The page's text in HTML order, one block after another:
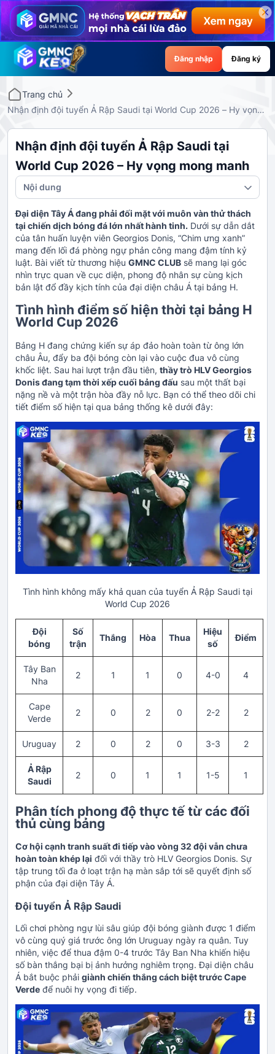
Đăng nhập Đăng ký
Trang chủ
Nhận định đội tuyển Ả Rập Saudi tại World Cup 2026 – Hy vọng
Nhận định đội tuyển Ả Rập Saudi tại
World Cup 2026 – Hy vọng mong manh
Nội dung
Đại diện Tây Á đang phải đối mặt với muôn vàn thử thách
tại chiến dịch bóng đá lớn nhất hành tinh. Dưới sự dẫn dắt
của tân huấn luyện viên Georgios Donis, “Chim ưng xanh”
mang đến lối đá phòng ngự phản công mang đậm tính kỷ
luật. Bài viết từ thương hiệu GMNC CLUB sẽ mang lại góc
nhìn trực quan về cục diện, phong độ nhân sự cùng kịch
bản lật đổ đầy kịch tính của đại diện châu Á tại bảng H.
Tình hình điểm số hiện thời tại bảng H
World Cup 2026
Bảng H đang chứng kiến sự áp đảo hoàn toàn từ ông lớn
châu Âu, đẩy ba đội bóng còn lại vào cuộc đua vô cùng
khốc liệt. Sau hai lượt trận đầu tiên, thầy trò HLV Georgios
Donis đang tạm thời xếp cuối bảng đấu sau một thất bại
nặng nề và một trận hòa đầy nỗ lực. Bạn có thể theo dõi chi
tiết điểm số hiện tại qua bảng thống kê dưới đây:
Tình hình không mấy khả quan của tuyển Ả Rập Saudi tại
World Cup 2026
Đội
bóng
Số
trận
Thắng Hòa Thua
Hiệu
số
Điểm
Tây Ban
Nha
2 1 1 0 4-0 4
Cape
Verde
2 0 2 0 2-2 2
Uruguay 2 0 2 0 3-3 2
Ả Rập
Saudi
2 0 1 1 1-5 1
Phân tích phong độ thực tế từ các đối
thủ cùng bảng
Cơ hội cạnh tranh suất đi tiếp vào vòng 32 đội vẫn chưa
hoàn toàn khép lại đối với thầy trò HLV Georgios Donis. Sự
tập trung tối đa ở loạt trận hạ màn sắp tới sẽ quyết định số
phận của đại diện Tây Á.
Đội tuyển Ả Rập Saudi
Lối chơi phòng ngự lùi sâu giúp đội bóng giành được 1 điểm
vô cùng quý giá trước ông lớn Uruguay ngày ra quân. Tuy
nhiên, việc để thua đậm 0-4 trước Tây Ban Nha khiến hiệu
số bàn thắng bại bị ảnh hưởng nghiêm trọng. Đại diện châu
Á bắt buộc phải giành chiến thắng cách biệt trước Cape
Verde để nuôi hy vọng đi tiếp.